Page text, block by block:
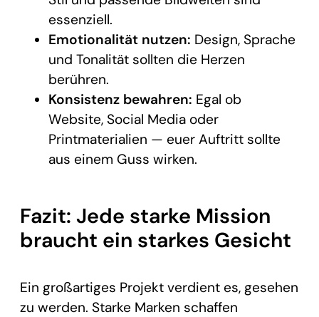
essenziell.
Emotionalität nutzen: Design, Sprache
und Tonalität sollten die Herzen
berühren.
Konsistenz bewahren: Egal ob
Website, Social Media oder
Printmaterialien — euer Auftritt sollte
aus einem Guss wirken.
Fazit: Jede starke Mission
braucht ein starkes Gesicht
Ein großartiges Projekt verdient es, gesehen
zu werden. Starke Marken schaffen